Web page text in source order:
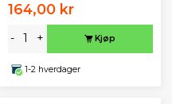
164,00 kr
- + Kjøp
1-2 hverdager